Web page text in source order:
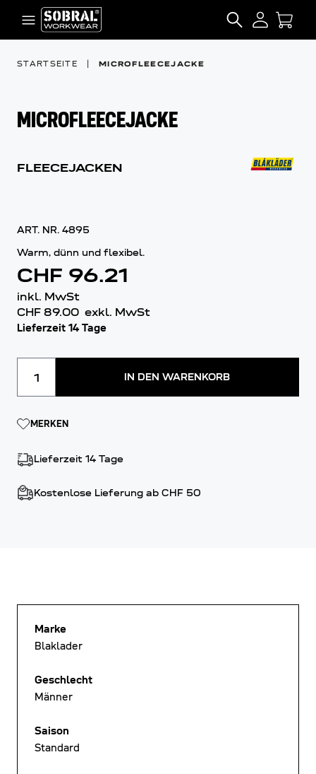
Zum Inhalt springen
SEARCH
STARTSEITE MICROFLEECEJACKE
MICROFLEECEJACKE
FLEECEJACKEN
ART. NR. 4895
Warm, dünn und flexibel.
CHF 96.21
inkl. MwSt
CHF 89.00 exkl. MwSt
Lieferzeit 14 Tage
IN DEN WARENKORB
MERKEN
Lieferzeit 14 Tage
Kostenlose Lieferung ab CHF 50
Marke
Blaklader
Geschlecht
Männer
Saison
Standard